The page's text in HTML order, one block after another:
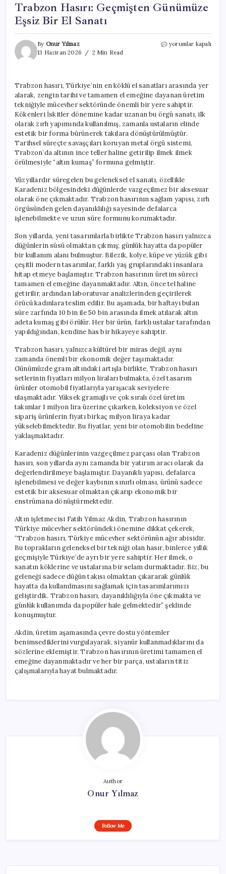
Trabzon Hasırı: Geçmişten Günümüze
Eşsiz Bir El Sanatı
By Onur Yılmaz
13 Haziran 2026
2 Min Read
Trabzon
Bir
El
Sanatı
için
yorumlar kapalı
Trabzon hasırı, Türkiye’nin en köklü el sanatları arasında yer
alarak, zengin tarihi ve tamamen el emeğine dayanan üretim
tekniğiyle mücevher sektöründe önemli bir yere sahiptir.
Kökenleri İskitler dönemine kadar uzanan bu örgü sanatı, ilk
olarak zırh yapımında kullanılmış, zamanla ustaların elinde
estetik bir forma bürünerek takılara dönüştürülmüştür.
Tarihsel süreçte savaşçıları koruyan metal örgü sistemi,
Trabzon’da altının ince teller haline getirilip ilmek ilmek
örülmesiyle “altın kumaş” formuna gelmiştir.
Yüzyıllardır süregelen bu geleneksel el sanatı, özellikle
Karadeniz bölgesindeki düğünlerde vazgeçilmez bir aksesuar
olarak öne çıkmaktadır. Trabzon hasırının sağlam yapısı, zırh
örgüsünden gelen dayanıklılığı sayesinde defalarca
işlenebilmekte ve uzun süre formunu korumaktadır.
Son yıllarda, yeni tasarımlarla birlikte Trabzon hasırı yalnızca
düğünlerin süsü olmaktan çıkmış; günlük hayatta da popüler
bir kullanım alanı bulmuştur. Bilezik, kolye, küpe ve yüzük gibi
çeşitli modern tasarımlar, farklı yaş gruplarındaki insanlara
hitap etmeye başlamıştır. Trabzon hasırının üretim süreci
tamamen el emeğine dayanmaktadır. Altın, önce tel haline
getirilir, ardından laboratuvar analizlerinden geçirilerek
örücü kadınlara teslim edilir. Bu aşamada, bir haftayı bulan
süre zarfında 10 bin ile 50 bin arasında ilmek atılarak altın
adeta kumaş gibi örülür. Her bir ürün, farklı ustalar tarafından
yapıldığından, kendine has bir hikayeye sahiptir.
Trabzon hasırı, yalnızca kültürel bir miras değil, aynı
zamanda önemli bir ekonomik değer taşımaktadır.
Günümüzde gram altındaki artışla birlikte, Trabzon hasırı
setlerinin fiyatları milyon liraları bulmakta, özel tasarım
ürünler otomobil fiyatlarıyla yarışacak seviyelere
ulaşmaktadır. Yüksek gramajlı ve çok sıralı özel üretim
takımlar 1 milyon lira üzerine çıkarken, koleksiyon ve özel
sipariş ürünlerin fiyatı birkaç milyon liraya kadar
yükselebilmektedir. Bu fiyatlar, yeni bir otomobilin bedeline
yaklaşmaktadır.
Karadeniz düğünlerinin vazgeçilmez parçası olan Trabzon
hasırı, son yıllarda aynı zamanda bir yatırım aracı olarak da
değerlendirilmeye başlamıştır. Dayanıklı yapısı, defalarca
işlenebilmesi ve değer kaybının sınırlı olması, ürünü sadece
estetik bir aksesuar olmaktan çıkarıp ekonomik bir
enstrümana dönüştürmektedir.
Altın işletmecisi Fatih Yılmaz Akdin, Trabzon hasırının
Türkiye mücevher sektöründeki önemine dikkat çekerek,
“Trabzon hasırı, Türkiye mücevher sektörünün ağır abisidir.
Bu toprakların geleneksel bir tekniği olan hasır, binlerce yıllık
geçmişiyle Türkiye’de ayrı bir yere sahiptir. Her ilmek, o
sanatın köklerine ve ustalarına bir selam durmaktadır. Biz, bu
geleneği sadece düğün takısı olmaktan çıkararak günlük
hayatta da kullanılmasını sağlamak için tasarımlarımızı
geliştirdik. Trabzon hasırı, dayanıklılığıyla öne çıkmakta ve
günlük kullanımda da popüler hale gelmektedir” şeklinde
konuşmuştur.
Akdin, üretim aşamasında çevre dostu yöntemler
benimsediklerini vurgulayarak, siyanür kullanmadıklarını da
sözlerine eklemiştir. Trabzon hasırının üretimi tamamen el
emeğine dayanmaktadır ve her bir parça, ustaların titiz
çalışmalarıyla hayat bulmaktadır.
Author
Onur Yılmaz
Follow Me